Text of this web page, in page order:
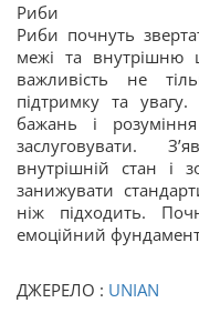
Риби
Риби почнуть
межі та внутрішню
важливість не
підтримку та
бажань і
заслуговувати.
внутрішній стан і
занижувати
ніж підходить.
емоційний фундамент
ДЖЕРЕЛО : UNIAN